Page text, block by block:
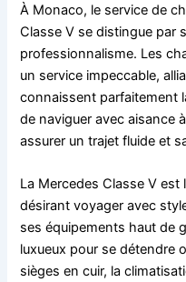
À Monaco, le service de
Classe V se distingue par
professionnalisme. Les
un service impeccable,
connaissent parfaitement
de naviguer avec aisance
assurer un trajet fluide et
La Mercedes Classe V est
désirant voyager avec
ses équipements haut de
luxueux pour se détendre
sièges en cuir, la